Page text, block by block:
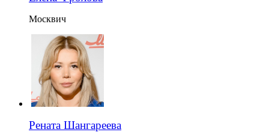
Москвич
Рената Шангареева